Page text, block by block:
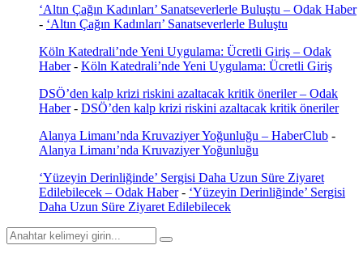
‘Altın Çağın Kadınları’ Sanatseverlerle Buluştu – Odak Haber
- ‘Altın Çağın Kadınları’ Sanatseverlerle Buluştu
Köln Katedrali’nde Yeni Uygulama: Ücretli Giriş – Odak
Haber- Köln Katedrali’nde Yeni Uygulama: Ücretli Giriş
DSÖ’den kalp krizi riskini azaltacak kritik öneriler – Odak
Haber- DSÖ’den kalp krizi riskini azaltacak kritik öneriler
Alanya Limanı’nda Kruvaziyer Yoğunluğu – HaberClub -
Alanya Limanı’nda Kruvaziyer Yoğunluğu
‘Yüzeyin Derinliğinde’ Sergisi Daha Uzun Süre Ziyaret
Edilebilecek – Odak Haber- ‘Yüzeyin Derinliğinde’ Sergisi
Daha Uzun Süre Ziyaret Edilebilecek
Search
for:
Search